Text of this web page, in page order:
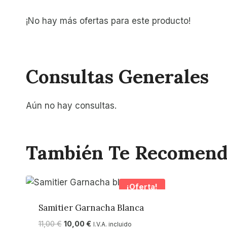
¡No hay más ofertas para este producto!
Consultas Generales
Aún no hay consultas.
También Te
¡Oferta!
Samitier Garnacha Blanca
11,00€ El
10,00€ElI.V.A. incluido